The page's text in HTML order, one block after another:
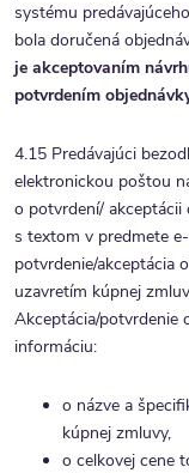
systému
bola doručená
je akceptovaním
potvrdením
4.15 Predávajúci
elektronickou poštou
o potvrdení/ akceptácii
s textom v predmete
potvrdenie/akceptácia
uzavretím kúpnej
Akceptácia/potvrdenie
informáciu:
o názve a
kúpnej zmluvy,
o celkovej cene